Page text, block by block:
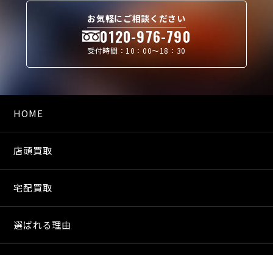
お気軽にご相談ください
0120-976-790
受付時間：10：00〜18：30
HOME
店頭買取
宅配買取
選ばれる理由